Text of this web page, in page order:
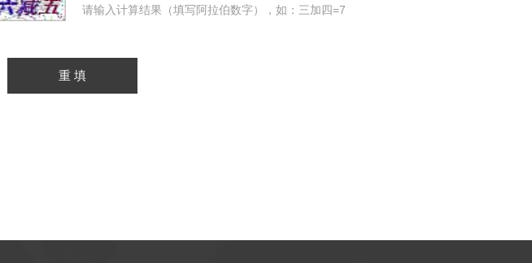
请输入计算结果（填写阿拉伯数字），如：三加四=7